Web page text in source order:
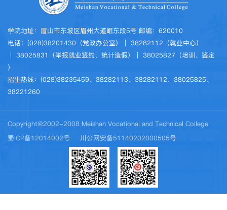
学院地址：眉山市东坡区眉州大道岷东段5号 邮编：620010
电话：(028)38201430（党政办公室）｜ 38282112（就业中心）
｜ 38025831（举报就业签约、统计造假）｜ 38025827（培训、鉴定
）
招生热线：(028)38235459、38282113、38282112、38025825、
38221260
Copyright@2002-2008 Meishan Vocational and Technical College
蜀ICP备12014002号
川公网安备51140202000505号